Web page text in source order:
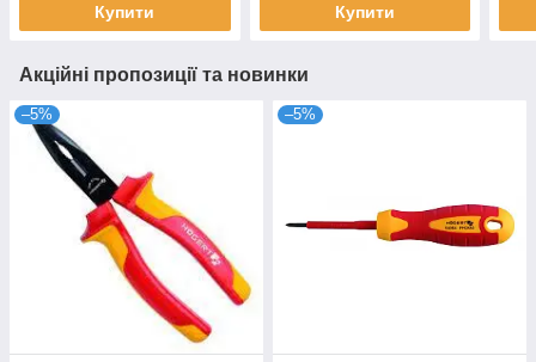
Купити Купити
Акційні пропозиції та новинки
–5% –5%